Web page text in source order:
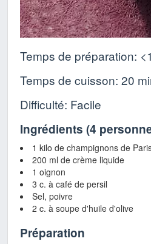
Temps de préparation:
Temps de cuisson: 20
Difficulté: Facile
Ingrédients (4
1 kilo de champignons de
200 ml de crème liquide
1 oignon
3 c. à café de persil
Sel, poivre
2 c. à soupe d'huile d'olive
Préparation